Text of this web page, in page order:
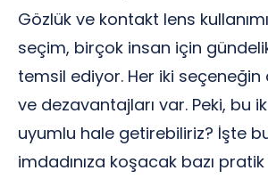
Gözlük ve kontakt lens
seçim, birçok insan için
temsil ediyor. Her iki seçeneğin
ve dezavantajları var. Peki, bu
uyumlu hale getirebiliriz? İşte
imdadınıza koşacak bazı pratik